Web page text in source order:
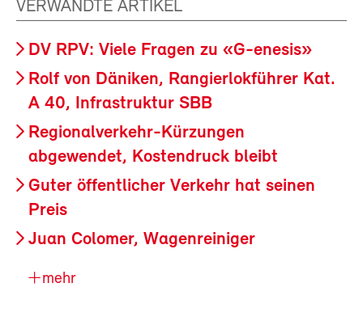
VERWANDTE ARTIKEL
DV RPV: Viele Fragen zu «G-enesis»
Rolf von Däniken, Rangierlokführer Kat.
A 40, Infrastruktur SBB
Regionalverkehr-Kürzungen
abgewendet, Kostendruck bleibt
Guter öffentlicher Verkehr hat seinen
Preis
Juan Colomer, Wagenreiniger
mehr